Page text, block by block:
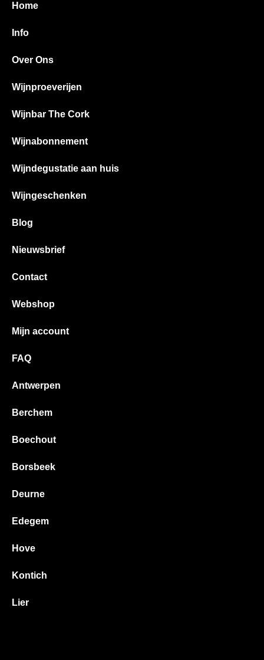
Home
Info
Over Ons
Wijnproeverijen
Wijnbar The Cork
Wijnabonnement
Wijndegustatie aan huis
Wijngeschenken
Blog
Nieuwsbrief
Contact
Webshop
Mijn account
FAQ
Antwerpen
Berchem
Boechout
Borsbeek
Deurne
Edegem
Hove
Kontich
Lier